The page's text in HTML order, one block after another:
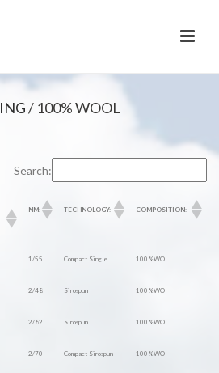
/ 100% WOOL
Search:
NM: TECHNOLOGY: COMPOSITION:
1/55 Compact Single 100%WO
2/48 Sirospun 100%WO
2/62 Sirospun 100%WO
2/70 Compact Sirospun 100%WO